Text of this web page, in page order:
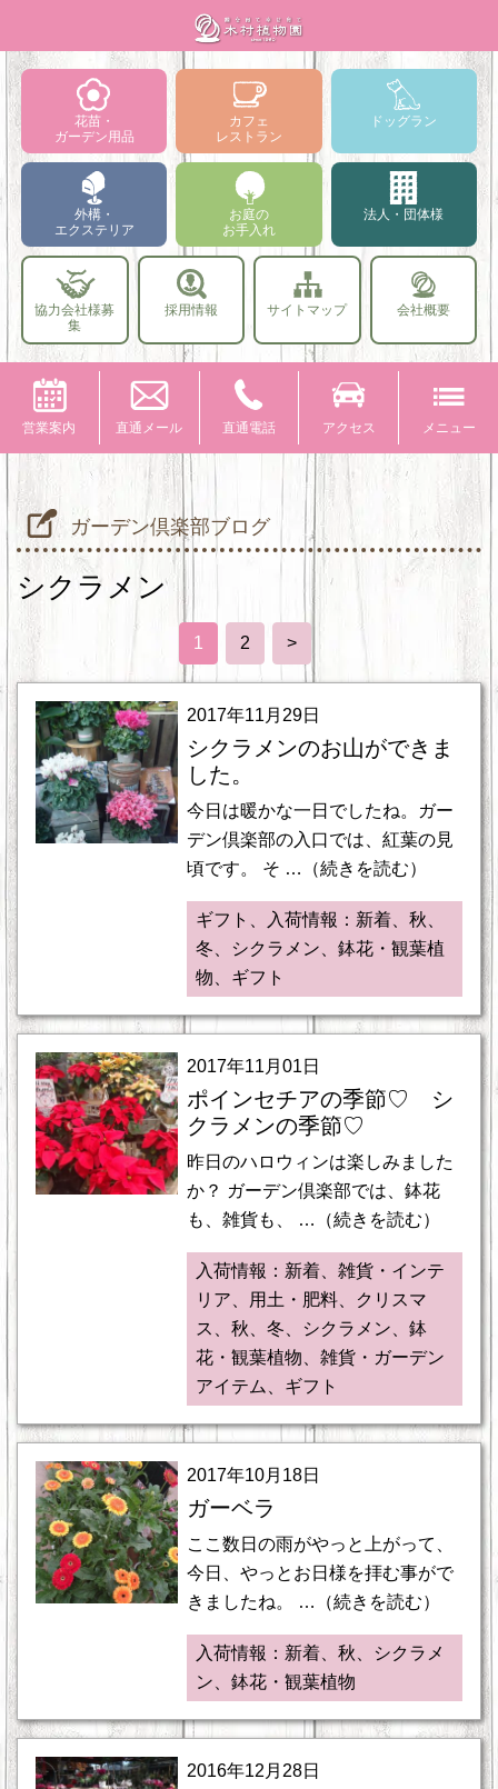
花苗・
ガーデン用品
カフェ
レストラン
ドッグラン
外構・
エクステリア
お庭の
お手入れ
法人・団体様
協力会社様募
集
採用情報 サイトマップ 会社概要
営業案内 直通メール 直通電話 アクセス メニュー
ガーデン倶楽部ブログ
シクラメン
1 2 >
2017年11月29日
シクラメンのお山ができま
した。
今日は暖かな一日でしたね。ガー
デン倶楽部の入口では、紅葉の見
頃です。 そ …（続きを読む）
ギフト、入荷情報：新着、秋、
冬、シクラメン、鉢花・観葉植
物、ギフト
2017年11月01日
ポインセチアの季節♡ シ
クラメンの季節♡
昨日のハロウィンは楽しみました
か？ ガーデン倶楽部では、鉢花
も、雑貨も、 …（続きを読む）
入荷情報：新着、雑貨・インテ
リア、用土・肥料、クリスマ
ス、秋、冬、シクラメン、鉢
花・観葉植物、雑貨・ガーデン
アイテム、ギフト
2017年10月18日
ガーベラ
ここ数日の雨がやっと上がって、
今日、やっとお日様を拝む事がで
きましたね。 …（続きを読む）
入荷情報：新着、秋、シクラメ
ン、鉢花・観葉植物
2016年12月28日